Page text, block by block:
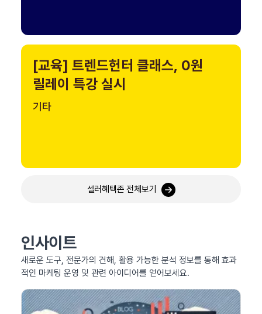
[교육] 트렌드헌터 클래스, 0원
릴레이 특강 실시
기타
셀러혜택존 전체보기
인사이트
새로운 도구, 전문가의 견해, 활용 가능한 분석 정보를 통해 효과
적인 마케팅 운영 및 관련 아이디어를 얻어보세요.